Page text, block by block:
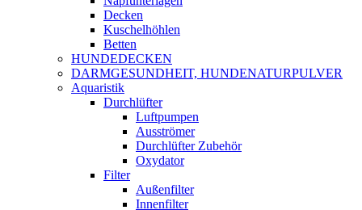
Decken
Kuschelhöhlen
Betten
HUNDEDECKEN
DARMGESUNDHEIT, HUNDENATURPULVER
Aquaristik
Durchlüfter
Luftpumpen
Ausströmer
Durchlüfter Zubehör
Oxydator
Filter
Außenfilter
Innenfilter